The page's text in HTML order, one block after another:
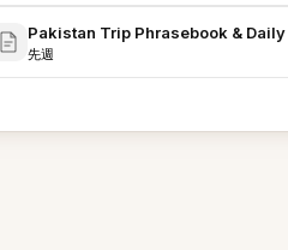
Pakistan Trip Phrasebook &
先週